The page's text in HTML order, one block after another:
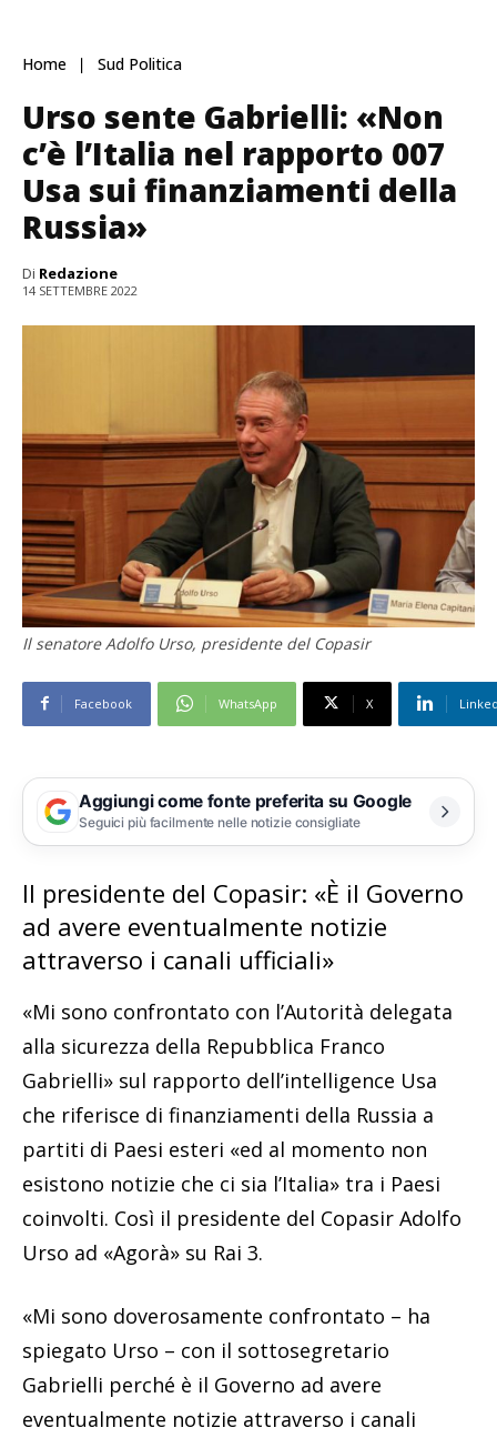
Home Sud Politica
Urso sente Gabrielli: «Non
c’è l’Italia nel rapporto 007
Usa sui finanziamenti della
Russia»
Di Redazione
14 SETTEMBRE 2022
Il senatore Adolfo Urso, presidente del Copasir
Facebook WhatsApp X
Aggiungi come fonte preferita su Google
Seguici più facilmente nelle notizie consigliate
Il presidente del Copasir: «È il Governo
ad avere eventualmente notizie
attraverso i canali ufficiali»
«Mi sono confrontato con l’Autorità delegata
alla sicurezza della Repubblica Franco
Gabrielli» sul rapporto dell’intelligence Usa
che riferisce di finanziamenti della Russia a
partiti di Paesi esteri «ed al momento non
esistono notizie che ci sia l’Italia» tra i Paesi
coinvolti. Così il presidente del Copasir Adolfo
Urso ad «Agorà» su Rai 3.
«Mi sono doverosamente confrontato – ha
spiegato Urso – con il sottosegretario
Gabrielli perché è il Governo ad avere
eventualmente notizie attraverso i canali